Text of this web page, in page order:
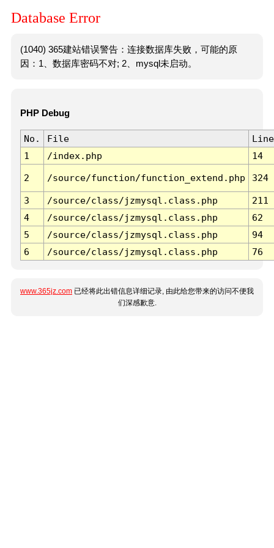
Database Error
(1040) 365建站错误警告：连接数据库失败，可能的原
因：1、数据库密码不对; 2、mysql未启动。
PHP Debug
No. File
Line
1
/index.php 14
2 /source/function/function_extend.php 324
3 /source/class/jzmysql.class.php
211
4
/source/class/jzmysql.class.php
62
5
/source/class/jzmysql.class.php
94
6
/source/class/jzmysql.class.php 76
www.365jz.com 已经将此出错信息详细记录, 由此给您带来的访问不便我
们深感歉意.